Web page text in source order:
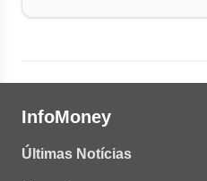
InfoMoney
Últimas Notícias